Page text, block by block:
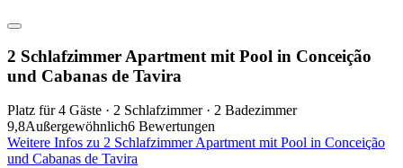
2 Schlafzimmer Apartment mit Pool in Conceição
und Cabanas de Tavira
Platz für 4 Gäste · 2 Schlafzimmer · 2 Badezimmer
9,8Außergewöhnlich6 Bewertungen
Weitere Infos zu 2 Schlafzimmer Apartment mit Pool in Conceição
und Cabanas de Tavira